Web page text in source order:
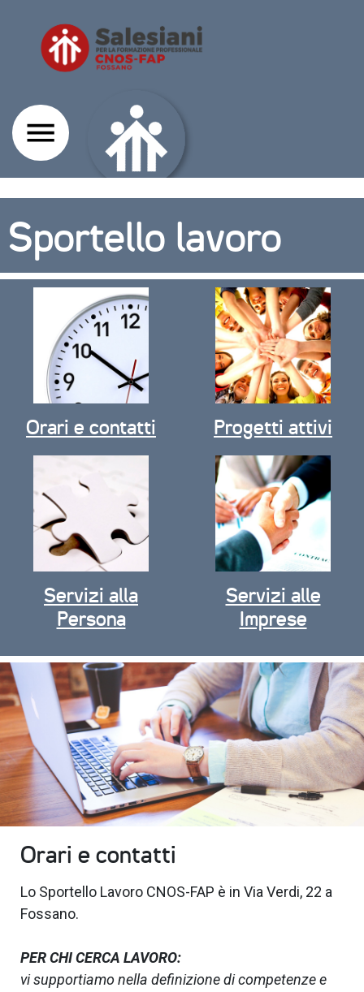
Sportello lavoro
Orari e contatti Progetti attivi
Servizi alla
Persona
Servizi alle
Imprese
Orari e contatti
Lo Sportello Lavoro CNOS-FAP è in Via Verdi, 22 a
Fossano.
PER CHI CERCA LAVORO:
vi supportiamo nella definizione di competenze e